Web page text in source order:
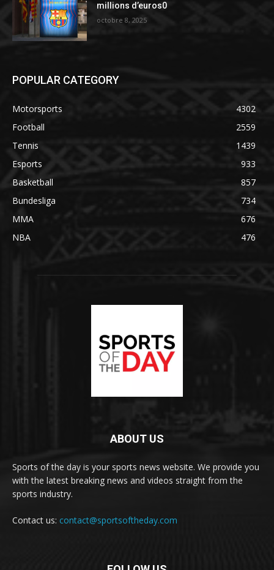
millions d’euros0
octobre 8, 2025
POPULAR CATEGORY
Motorsports
4302
Football
2559
Tennis
1439
Esports
933
Basketball
857
Bundesliga
734
MMA
676
NBA
476
ABOUT US
Sports of the day is your sports news website. We provide you
with the latest breaking news and videos straight from the
sports industry.
Contact us: contact@sportsoftheday.com